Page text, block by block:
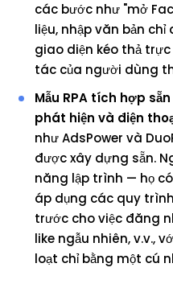
các bước như "mở
liệu, nhập văn bản
giao diện kéo thả
tác của người dùng
Mẫu RPA tích hợp
phát hiện và điện
như AdsPower và
được xây dựng sẵn.
năng lập trình — họ
áp dụng các quy
trước cho việc đăng
like ngẫu nhiên, v.v.,
loạt chỉ bằng một cú